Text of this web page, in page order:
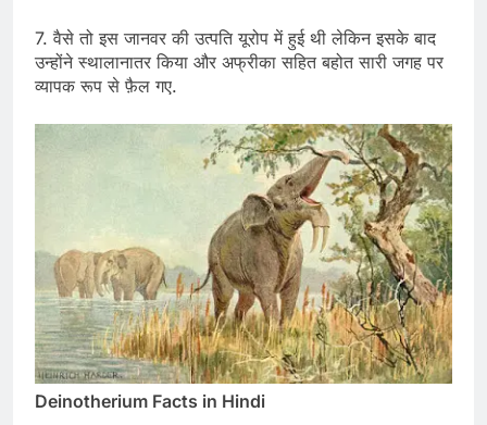
7. वैसे तो इस जानवर की उत्पति यूरोप में हुई थी लेकिन इसके बाद
उन्होंने स्थालानातर किया और अफ्रीका सहित बहोत सारी जगह पर
व्यापक रूप से फ़ैल गए.
Deinotherium Facts in Hindi